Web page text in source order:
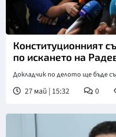
Снимка: БТА, архив
Конституционният
по искането на
Докладчик по делото ще бъде
27 май | 15:32 0